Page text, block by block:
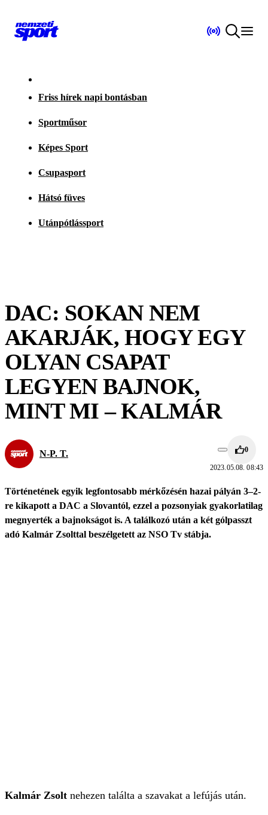
Friss hírek napi bontásban
Sportműsor
Képes Sport
Csupasport
Hátsó füves
Utánpótlássport
DAC: SOKAN NEM
AKARJÁK, HOGY EGY
OLYAN CSAPAT
LEGYEN BAJNOK,
MINT MI – KALMÁR
N-P. T. 0
2023.05.08. 08:43
Történetének egyik legfontosabb mérkőzésén hazai pályán 3–2-
re kikapott a DAC a Slovantól, ezzel a pozsonyiak gyakorlatilag
megnyerték a bajnokságot is. A találkozó után a két gólpasszt
adó Kalmár Zsolttal beszélgetett az NSO Tv stábja.
Kalmár Zsolt nehezen találta a szavakat a lefújás után.